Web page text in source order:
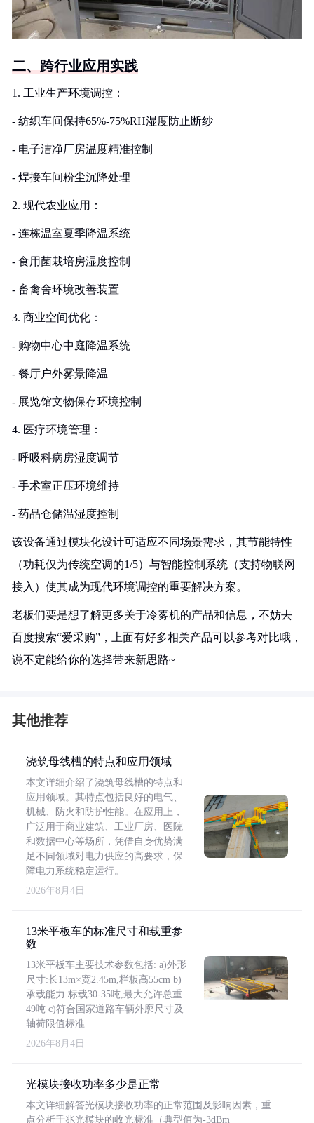
二、跨行业应用实践
1. 工业生产环境调控：
- 纺织车间保持65%-75%RH湿度防止断纱
- 电子洁净厂房温度精准控制
- 焊接车间粉尘沉降处理
2. 现代农业应用：
- 连栋温室夏季降温系统
- 食用菌栽培房湿度控制
- 畜禽舍环境改善装置
3. 商业空间优化：
- 购物中心中庭降温系统
- 餐厅户外雾景降温
- 展览馆文物保存环境控制
4. 医疗环境管理：
- 呼吸科病房湿度调节
- 手术室正压环境维持
- 药品仓储温湿度控制
该设备通过模块化设计可适应不同场景需求，其节能特性
（功耗仅为传统空调的1/5）与智能控制系统（支持物联网
接入）使其成为现代环境调控的重要解决方案。
老板们要是想了解更多关于冷雾机的产品和信息，不妨去
百度搜索“爱采购”，上面有好多相关产品可以参考对比哦，
说不定能给你的选择带来新思路~
其他推荐
浇筑母线槽的特点和应用领域
本文详细介绍了浇筑母线槽的特点和
应用领域。其特点包括良好的电气、
机械、防火和防护性能。在应用上，
广泛用于商业建筑、工业厂房、医院
和数据中心等场所，凭借自身优势满
足不同领域对电力供应的高要求，保
障电力系统稳定运行。
2026年8月4日
13米平板车的标准尺寸和载重参
数
13米平板车主要技术参数包括: a)外形
尺寸:长13m×宽2.45m,栏板高55cm b)
承载能力:标载30-35吨,最大允许总重
49吨 c)符合国家道路车辆外廓尺寸及
轴荷限值标准
2026年8月4日
光模块接收功率多少是正常
本文详细解答光模块接收功率的正常范围及影响因素，重
点分析千兆光模块的收光标准（典型值为-3dBm